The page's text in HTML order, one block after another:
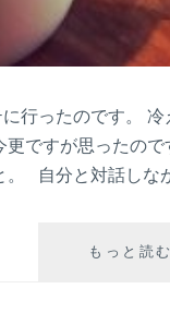
行ったのです。
更ですが思ったの
。 自分と対話しな
もっと読む